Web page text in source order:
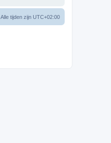
Alle tijden zijn UTC+02:00